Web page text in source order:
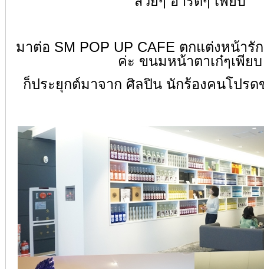
มาต่อ SM POP UP CAFE ตกแต่งหน้ารั
ค่ะ ขนมหน้าตาเก๋ๆเพียบ
ก็ประยุกต์มาจาก ศิลปิน นักร้องคนโปรด